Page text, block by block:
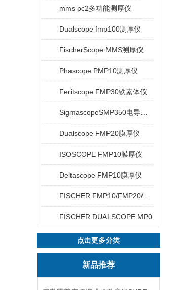
mms pc2多功能测厚仪
Dualscope fmp100测厚仪
FischerScope MMS测厚仪
Phascope PMP10测厚仪
Feritscope FMP30铁素体仪
Dualscope FMP20膜厚仪
ISOSCOPE FMP10膜厚仪
Deltascope FMP10膜厚仪
FISCHER DUALSCOPE MP0
点击更多分类
新品推荐